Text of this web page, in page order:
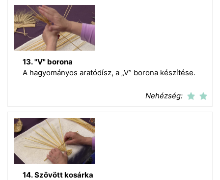
13. "V" borona
A hagyományos aratódísz, a „V” borona készítése.
Nehézség:
14. Szövött kosárka